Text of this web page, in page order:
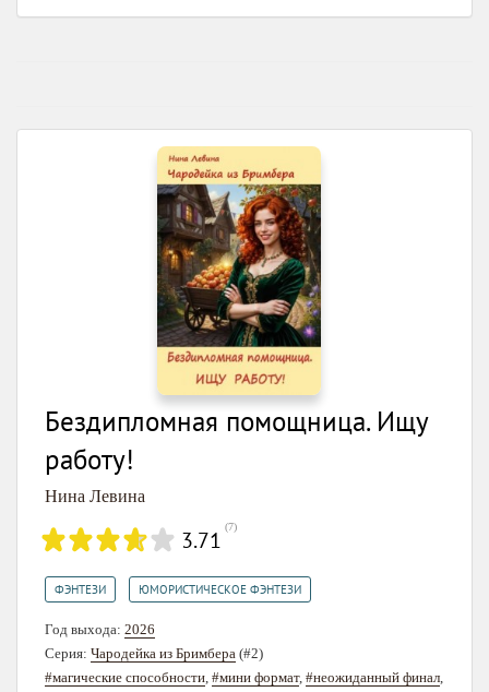
Бездипломная помощница. Ищу
работу!
Нина Левина
3.71 (7)
ФЭНТЕЗИ ЮМОРИСТИЧЕСКОЕ ФЭНТЕЗИ
Год выхода: 2026
Серия: Чародейка из Бримбера (#2)
#магические способности, #мини формат, #неожиданный финал,